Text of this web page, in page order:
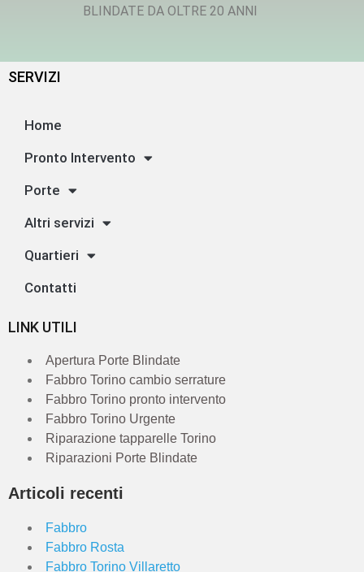
BLINDATE DA OLTRE 20 ANNI
SERVIZI
Home
Pronto Intervento
Porte
Altri servizi
Quartieri
Contatti
LINK UTILI
Apertura Porte Blindate
Fabbro Torino cambio serrature
Fabbro Torino pronto intervento
Fabbro Torino Urgente
Riparazione tapparelle Torino
Riparazioni Porte Blindate
Articoli recenti
Fabbro
Fabbro Rosta
Fabbro Torino Villaretto